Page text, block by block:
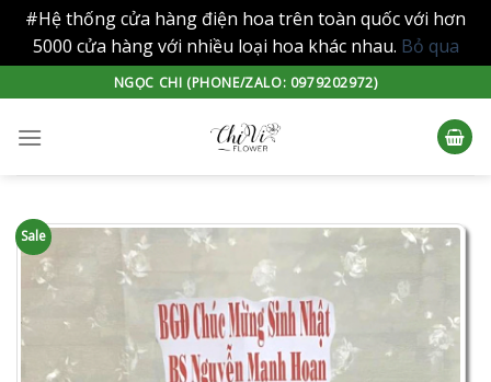
#Hệ thống cửa hàng điện hoa trên toàn quốc với hơn
5000 cửa hàng với nhiều loại hoa khác nhau. Bỏ qua
to
content
NGỌC CHI (PHONE/ZALO: 0979202972)
Sale